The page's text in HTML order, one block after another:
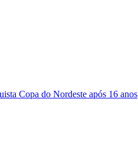
Copa do Nordeste após 16 anos